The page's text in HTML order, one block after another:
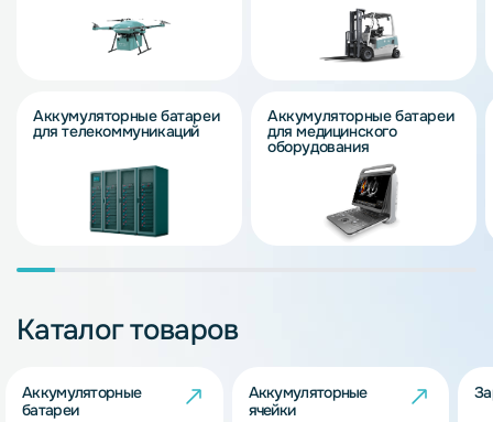
Аккумуляторные батареи
для телекоммуникаций
Аккумуляторные батареи
для медицинского
оборудования
Каталог товаров
Аккумуляторные
батареи
Аккумуляторные
ячейки